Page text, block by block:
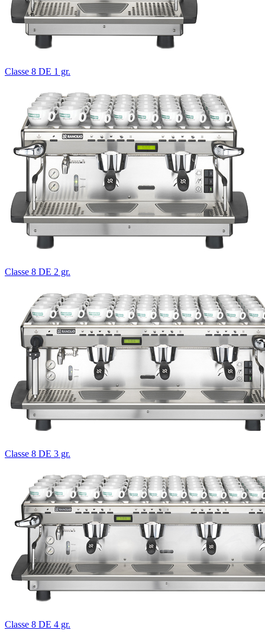
Classe 8 DE 1 gr.
Classe 8 DE 2 gr.
Classe 8 DE 3 gr.
Classe 8 DE 4 gr.